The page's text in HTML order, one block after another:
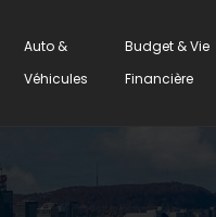
Auto &
Véhicules
Budget & Vie
Financière